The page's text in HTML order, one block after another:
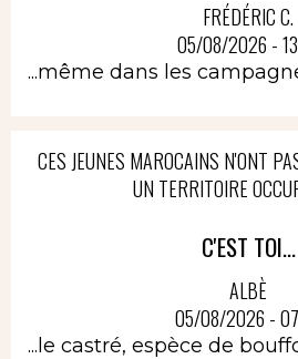
FRÉDÉRIC C.
05/08/2026 -
...même dans les
CES JEUNES MAROCAINS N'ONT
UN TERRITOIRE
C'EST TOI...
ALBÈ
05/08/2026 -
...le castré, espèce de